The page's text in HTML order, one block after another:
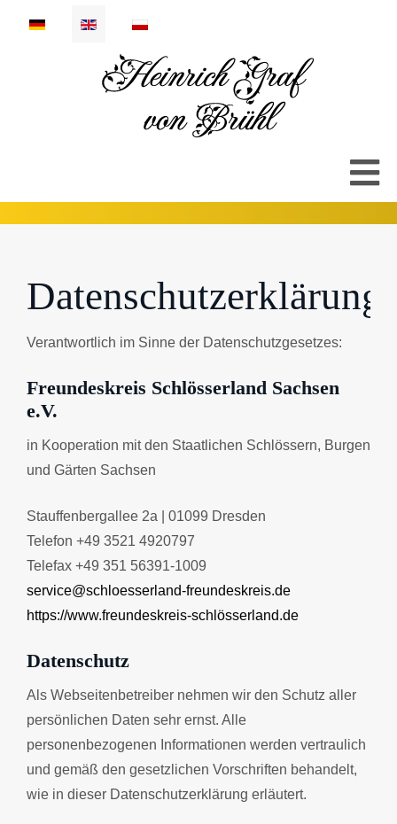
Datenschutzerklärung
Verantwortlich im Sinne der Datenschutzgesetzes:
Freundeskreis Schlösserland Sachsen
e.V.
in Kooperation mit den Staatlichen Schlössern, Burgen
und Gärten Sachsen
Stauffenbergallee 2a | 01099 Dresden
Telefon +49 3521 4920797
Telefax +49 351 56391-1009
service@schloesserland-freundeskreis.de
https://www.freundeskreis-schlösserland.de
Datenschutz
Als Webseitenbetreiber nehmen wir den Schutz aller
persönlichen Daten sehr ernst. Alle
personenbezogenen Informationen werden vertraulich
und gemäß den gesetzlichen Vorschriften behandelt,
wie in dieser Datenschutzerklärung erläutert.